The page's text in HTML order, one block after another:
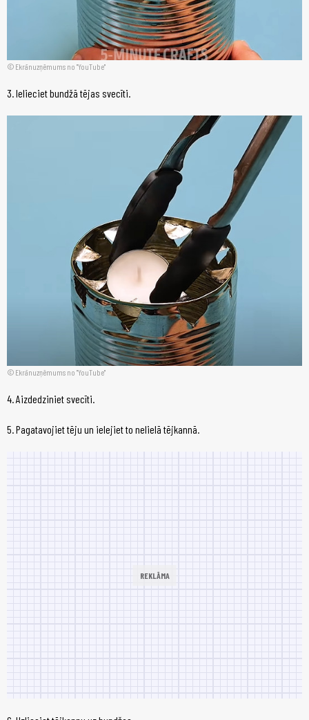
Ekrānuzņēmums no "YouTube"
3. Ielieciet bundžā tējas svecīti.
Ekrānuzņēmums no "YouTube"
4. Aizdedziniet svecīti.
5. Pagatavojiet tēju un ielejiet to nelielā tējkannā.